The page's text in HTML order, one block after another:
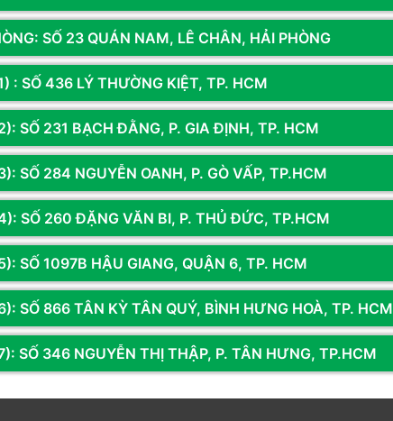
âm thanh giả lập 7.1 với công suất loa 3.3W mang lại âm
trường. Hoặc có thể nghe rõ ràng được âm thanh khi
Sản phẩm đã xem
SỐ 23 QUÁN NAM, LÊ CHÂN, HẢI PHÒNG
: SỐ 436 LÝ THƯỜNG KIỆT, TP. HCM
SỐ 231 BẠCH ĐẰNG, P. GIA ĐỊNH, TP. HCM
SỐ 284 NGUYỄN OANH, P. GÒ VẤP, TP.HCM
SỐ 260 ĐẶNG VĂN BI, P. THỦ ĐỨC, TP.HCM
SỐ 1097B HẬU GIANG, QUẬN 6, TP. HCM
SỐ 866 TÂN KỲ TÂN QUÝ, BÌNH HƯNG HOÀ, TP. HCM
SỐ 346 NGUYỄN THỊ THẬP, P. TÂN HƯNG, TP.HCM